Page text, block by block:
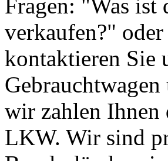
Fragen: "Was ist
verkaufen?"
kontaktieren Sie
wir zahlen Ihnen
LKW. Wir sind